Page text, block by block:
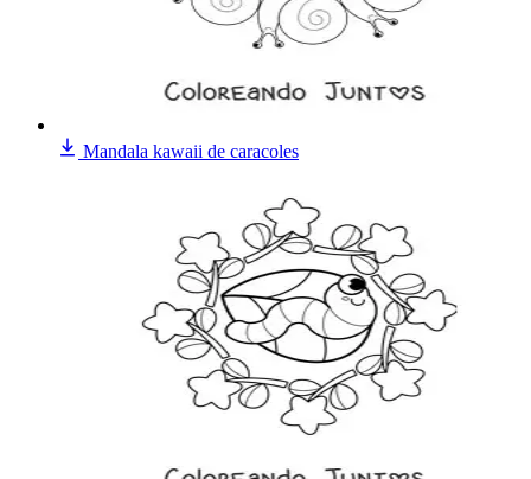
Mandala kawaii de caracoles